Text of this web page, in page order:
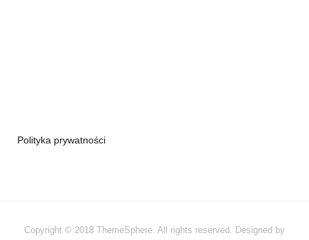
Polityka prywatności
Copyright © 2018 ThemeSphere. All rights reserved. Designed by